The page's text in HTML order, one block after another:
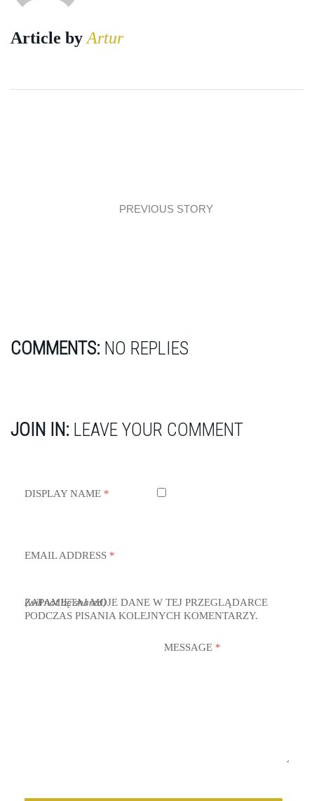
Article byArtur
PREVIOUS STORY
COMMENTS: NO REPLIES
JOIN IN: LEAVE YOUR COMMENT
DISPLAY NAME *
EMAIL ADDRESS *
(will not be shared)
ZAPAMIĘTAJ MOJE DANE W TEJ PRZEGLĄDARCE
PODCZAS PISANIA KOLEJNYCH KOMENTARZY.
MESSAGE *